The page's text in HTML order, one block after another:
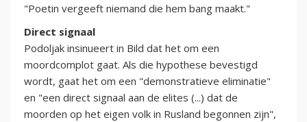
"Poetin vergeeft niemand die hem bang maakt."
Direct signaal
Podoljak insinueert in Bild dat het om een
moordcomplot gaat. Als die hypothese bevestigd
wordt, gaat het om een "demonstratieve eliminatie"
en "een direct signaal aan de elites (...) dat de
moorden op het eigen volk in Rusland begonnen zijn",